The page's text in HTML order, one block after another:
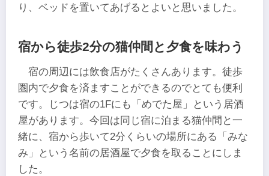
り、ベッドを置いてあげるとよいと思いました。
宿から徒歩2分の猫仲間と夕食を味わう
宿の周辺には飲食店がたくさんあります。徒歩
圏内で夕食を済ますことができるのでとても便利
です。じつは宿の1Fにも「めでた屋」という居酒
屋があります。今回は同じ宿に泊まる猫仲間と一
緒に、宿から歩いて2分くらいの場所にある「みな
み」という名前の居酒屋で夕食を取ることにしま
した。